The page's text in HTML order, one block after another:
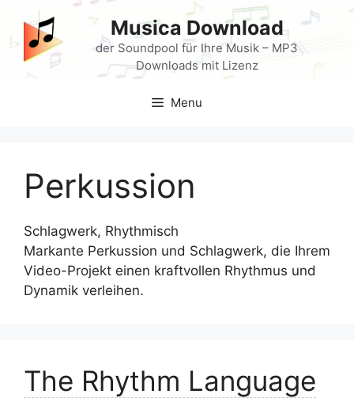
content
Musica Download
der Soundpool für Ihre Musik – MP3
Downloads mit Lizenz
Menu
Perkussion
Schlagwerk, Rhythmisch
Markante Perkussion und Schlagwerk, die Ihrem
Video-Projekt einen kraftvollen Rhythmus und
Dynamik verleihen.
The Rhythm Language